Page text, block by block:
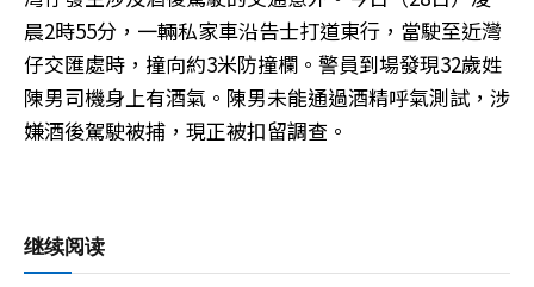
晨2時55分，一輛私家車沿告士打道東行，當駛至近灣
仔交匯處時，撞向約3米防撞欄。警員到場發現32歲姓
陳男司機身上有酒氣。陳男未能通過酒精呼氣測試，涉
嫌酒後駕駛被捕，現正被扣留調查。
继续阅读